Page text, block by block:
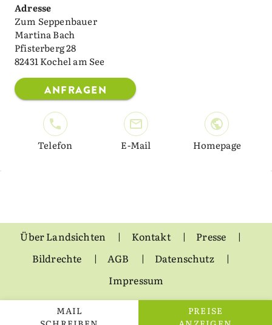
MAIL
PREISE
Adresse
Zum Seppenbauer
Martina Bach
Pfisterberg 28
82431 Kochel am See
ANFRAGEN
Telefon E-Mail Homepage
Über Landsichten Kontakt
Presse
Bildrechte
AGB
Datenschutz
Impressum